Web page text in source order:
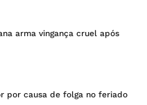
arma vingança cruel após
por causa de folga no feriado